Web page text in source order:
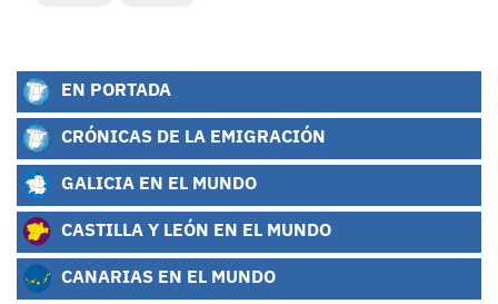
EN PORTADA
CRÓNICAS DE LA EMIGRACIÓN
GALICIA EN EL MUNDO
CASTILLA Y LEÓN EN EL MUNDO
CANARIAS EN EL MUNDO